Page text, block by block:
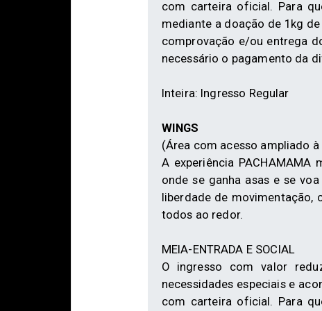
com carteira oficial. Para
mediante a doação de 1kg
comprovação e/ou entrega
necessário o pagamento da
Inteira: Ingresso Regular
WINGS
(Área com acesso ampliado
A experiência
onde se ganha asas e se
liberdade de
todos ao redor.
MEIA-ENTRADA E SOCIAL
O ingresso com valor
necessidades especiais e
com carteira oficial. Para